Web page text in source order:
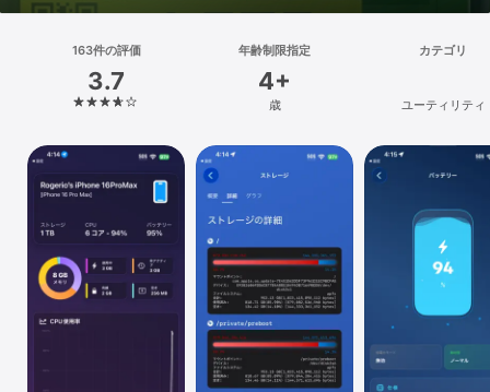
検索
プラットフォーム
iPhone
iPad
Mac
TV
163件の評価
3.7
年齢制限指定
4+
歳
カテゴリ
ユーティリティ